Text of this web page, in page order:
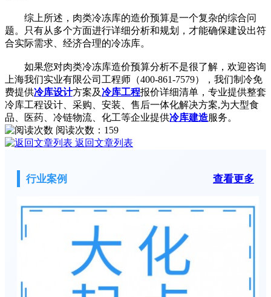
综上所述，肉类冷冻库的造价预算是一个复杂的综合问
题。只有从多个方面进行详细分析和规划，才能确保建设出符
合实际需求、经济合理的冷冻库。
如果您对肉类冷冻库造价预算分析不是很了解，欢迎咨询
上海我们实业有限公司工程师（400-861-7579），我们制冷免
费提供冷库设计方案及冷库工程报价详细清单，专业提供整套
冷库工程设计、采购、安装、售后一体化解决方案,为大型食
品、医药、冷链物流、化工等企业提供冷库建造服务。
阅读次数： 159
返回文章列表
行业案例 查看更多